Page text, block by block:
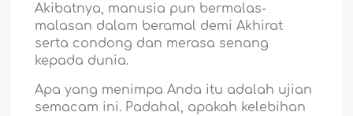
Akibatnya, manusia pun bermalas-
malasan dalam beramal demi Akhirat
serta condong dan merasa senang
kepada dunia.
Apa yang menimpa Anda itu adalah ujian
semacam ini. Padahal, apakah kelebihan